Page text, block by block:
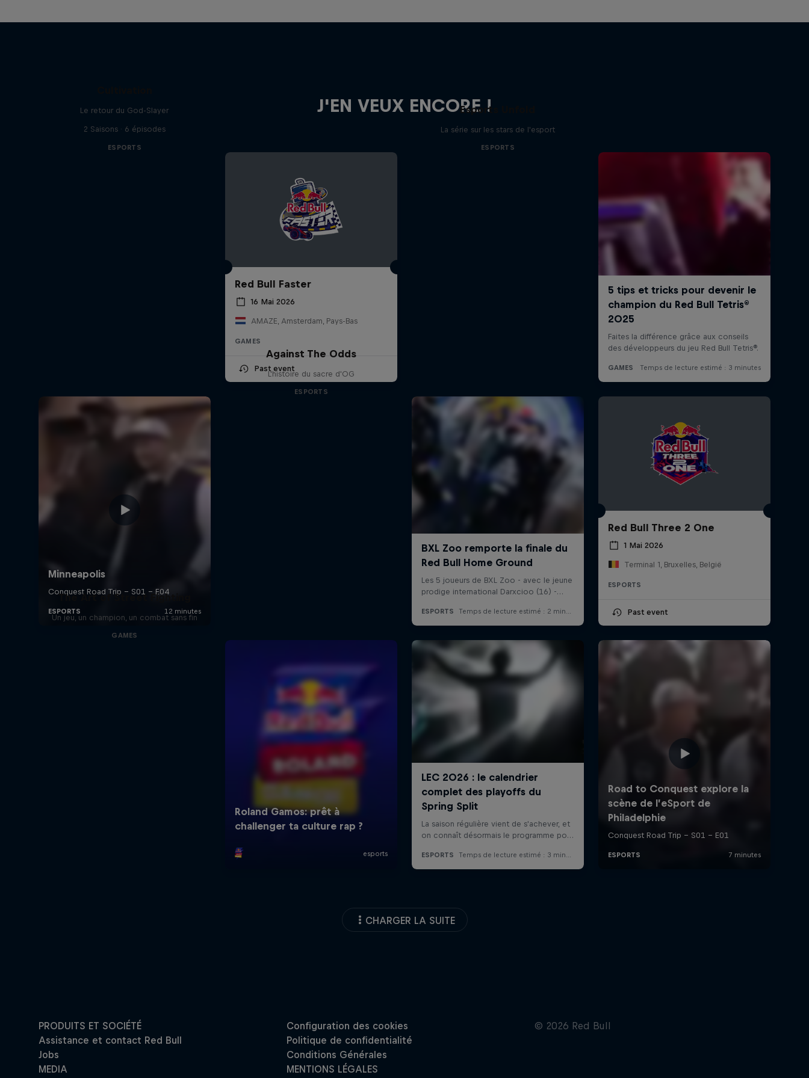
J'EN VEUX ENCORE !
Le retour du God-Slayer
2 Saisons · 6 épisodes
ESPORTS
Red Bull Faster
16 Mai 2026
AMAZE, Amsterdam, Pays-Bas
GAMES
Past event
Esports Unfold
La série sur les stars de l'esport
ESPORTS
Against The Odds
L'histoire du sacre d'OG
ESPORTS
Red Bull Three 2 One
1 Mai 2026
Terminal 1, Bruxelles, België
ESPORTS
Past event
The Art of Street Fighting
Un jeu, un champion, un combat sans fin
GAMES
CHARGER LA SUITE